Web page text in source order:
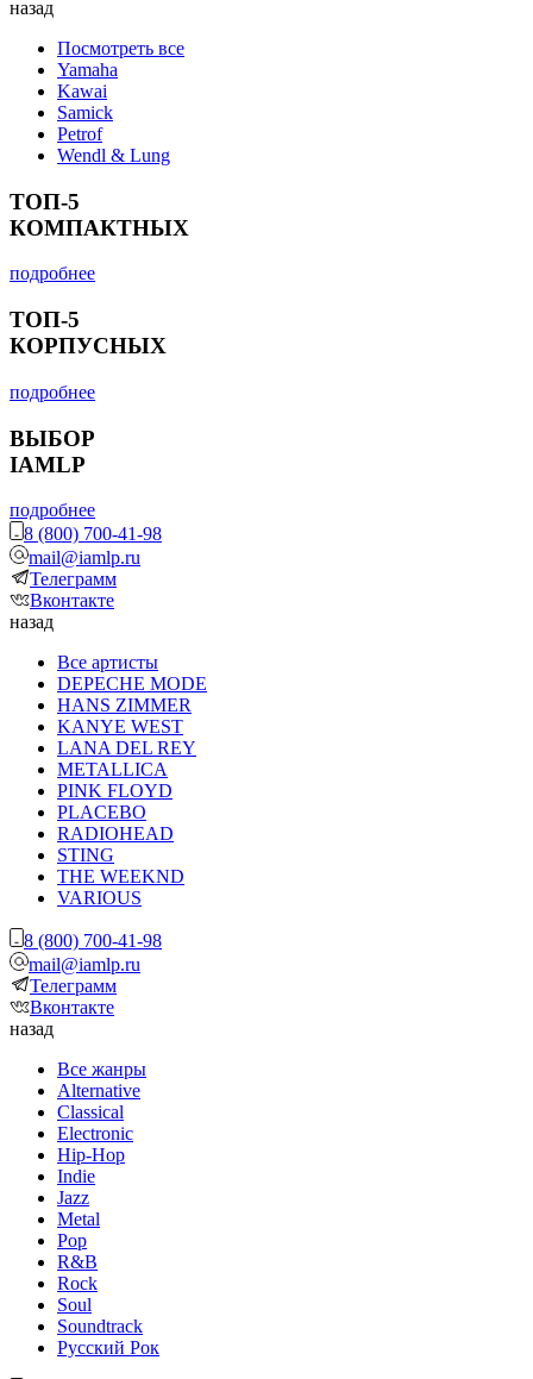
назад
Посмотреть все
Yamaha
Kawai
Samick
Petrof
Wendl & Lung
ТОП-5
КОМПАКТНЫХ
подробнее
ТОП-5
КОРПУСНЫХ
подробнее
ВЫБОР
IAMLP
подробнее
8 (800) 700-41-98
mail@iamlp.ru
Телеграмм
Вконтакте
назад
Все артисты
DEPECHE MODE
HANS ZIMMER
KANYE WEST
LANA DEL REY
METALLICA
PINK FLOYD
PLACEBO
RADIOHEAD
STING
THE WEEKND
VARIOUS
8 (800) 700-41-98
mail@iamlp.ru
Телеграмм
Вконтакте
назад
Все жанры
Alternative
Classical
Electronic
Hip-Hop
Indie
Jazz
Metal
Pop
R&B
Rock
Soul
Soundtrack
Русский Рок